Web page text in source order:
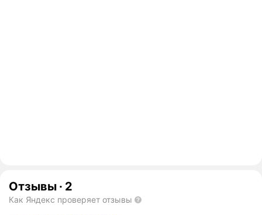
Отзывы · 2
Как Яндекс проверяет отзывы